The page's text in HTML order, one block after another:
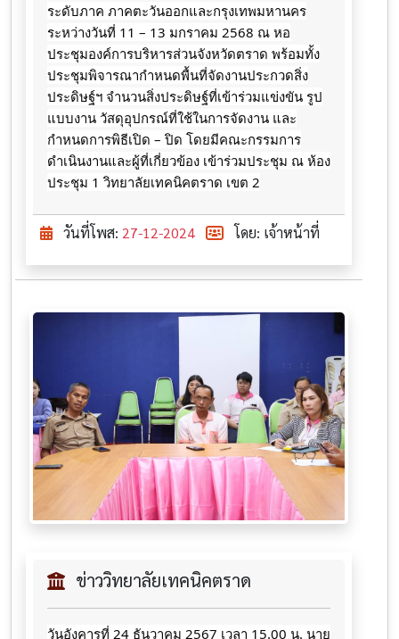
ระดับภาค ภาคตะวันออกและกรุงเทพมหานคร
ระหว่างวันที่ 11 – 13 มกราคม 2568 ณ หอ
ประชุมองค์การบริหารส่วนจังหวัดตราด พร้อมทั้ง
ประชุมพิจารณากำหนดพื้นที่จัดงานประกวดสิ่ง
ประดิษฐ์ฯ จำนวนสิ่งประดิษฐ์ที่เข้าร่วมแข่งขัน รูป
แบบงาน วัสดุอุปกรณ์ที่ใช้ในการจัดงาน และ
กำหนดการพิธีเปิด – ปิด โดยมีคณะกรรมการ
ดำเนินงานและผู้ที่เกี่ยวข้อง เข้าร่วมประชุม ณ ห้อง
ประชุม 1 วิทยาลัยเทคนิคตราด เขต 2
วันที่โพส: 27-12-2024 โดย: เจ้าหน้าที่
ข่าววิทยาลัยเทคนิคตราด
วันอังคารที่ 24 ธันวาคม 2567 เวลา 15.00 น. นาย